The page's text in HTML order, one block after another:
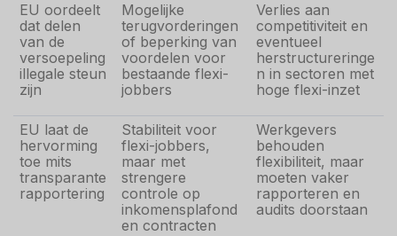
EU oordeelt
dat delen
van de
versoepeling
illegale steun
zijn
Mogelijke
terugvorderingen
of beperking van
voordelen voor
bestaande flexi-
jobbers
Verlies aan
competitiviteit en
eventueel
herstructureringe
n in sectoren met
hoge flexi-inzet
EU laat de
hervorming
toe mits
transparante
rapportering
Stabiliteit voor
flexi-jobbers,
maar met
strengere
controle op
inkomensplafond
en contracten
Werkgevers
behouden
flexibiliteit, maar
moeten vaker
rapporteren en
audits doorstaan